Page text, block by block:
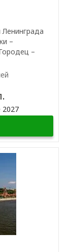
–
–
2027